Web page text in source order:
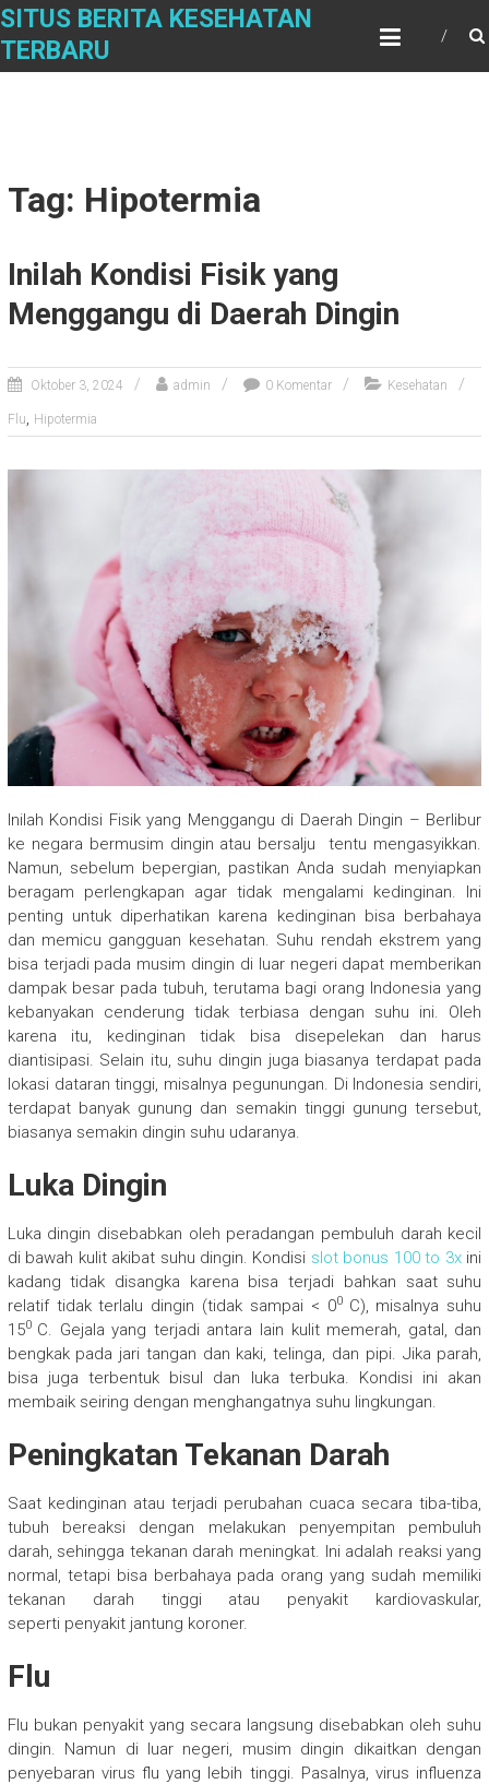
Skip
content
SITUS BERITA KESEHATAN
TERBARU
Tag: Hipotermia
Inilah Kondisi Fisik yang
Menggangu di Daerah Dingin
Oktober 3, 2024 admin 0 Komentar Kesehatan
Flu, Hipotermia
Inilah Kondisi Fisik yang Menggangu di Daerah Dingin – Berlibur
ke negara bermusim dingin atau bersalju tentu mengasyikkan.
Namun, sebelum bepergian, pastikan Anda sudah menyiapkan
beragam perlengkapan agar tidak mengalami kedinginan. Ini
penting untuk diperhatikan karena kedinginan bisa berbahaya
dan memicu gangguan kesehatan. Suhu rendah ekstrem yang
bisa terjadi pada musim dingin di luar negeri dapat memberikan
dampak besar pada tubuh, terutama bagi orang Indonesia yang
kebanyakan cenderung tidak terbiasa dengan suhu ini. Oleh
karena itu, kedinginan tidak bisa disepelekan dan harus
diantisipasi. Selain itu, suhu dingin juga biasanya terdapat pada
lokasi dataran tinggi, misalnya pegunungan. Di Indonesia sendiri,
terdapat banyak gunung dan semakin tinggi gunung tersebut,
biasanya semakin dingin suhu udaranya.
Luka Dingin
Luka dingin disebabkan oleh peradangan pembuluh darah kecil
di bawah kulit akibat suhu dingin. Kondisi slot bonus 100 to 3xini
kadang tidak disangka karena bisa terjadi bahkan saat suhu
relatif tidak terlalu dingin (tidak sampai < 00 C), misalnya suhu
150 C. Gejala yang terjadi antara lain kulit memerah, gatal, dan
bengkak pada jari tangan dan kaki, telinga, dan pipi. Jika parah,
bisa juga terbentuk bisul dan luka terbuka. Kondisi ini akan
membaik seiring dengan menghangatnya suhu lingkungan.
Peningkatan Tekanan Darah
Saat kedinginan atau terjadi perubahan cuaca secara tiba-tiba,
tubuh bereaksi dengan melakukan penyempitan pembuluh
darah, sehingga tekanan darah meningkat. Ini adalah reaksi yang
normal, tetapi bisa berbahaya pada orang yang sudah memiliki
tekanan darah tinggi atau penyakit kardiovaskular,
seperti penyakit jantung koroner.
Flu
Flu bukan penyakit yang secara langsung disebabkan oleh suhu
dingin. Namun di luar negeri, musim dingin dikaitkan dengan
penyebaran virus flu yang lebih tinggi. Pasalnya, virus influenza